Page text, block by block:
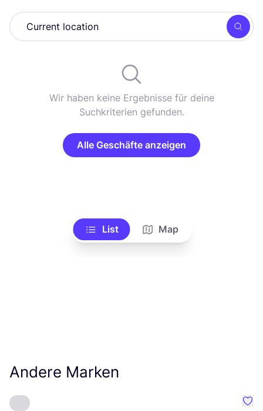
Wir haben keine Ergebnisse für deine
Suchkriterien gefunden.
Alle Geschäfte anzeigen
List Map
Andere Marken